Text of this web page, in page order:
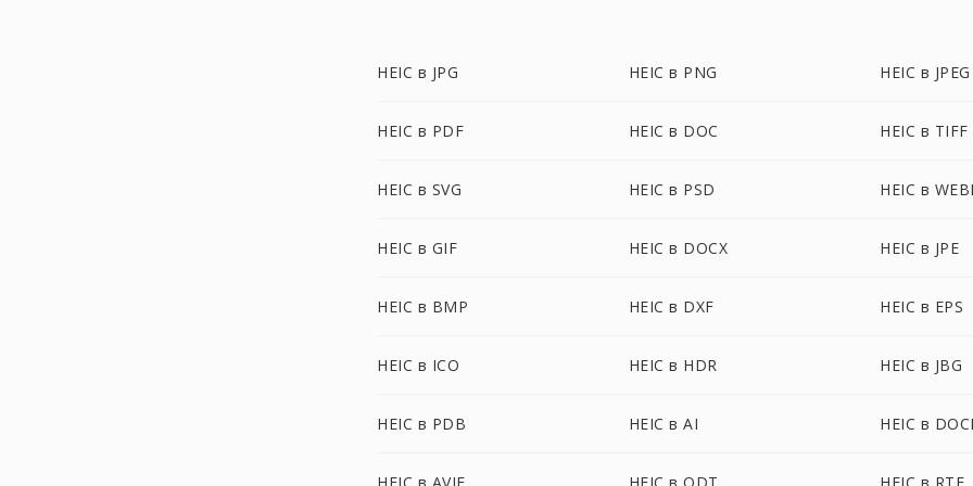
HEIC в JPG HEIC в PNG HEIC в JPEG
HEIC в PDF HEIC в DOC HEIC в TIFF
HEIC в SVG HEIC в PSD HEIC в
HEIC в GIF HEIC в DOCX HEIC в JPE
HEIC в BMP HEIC в DXF HEIC в EPS
HEIC в ICO HEIC в HDR HEIC в JBG
HEIC в PDB HEIC в AI HEIC в